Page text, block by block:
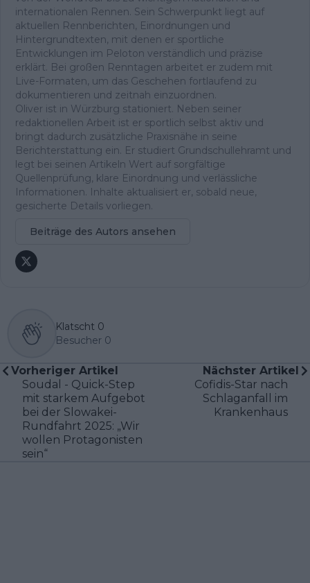
internationalen Rennen. Sein Schwerpunkt liegt auf
aktuellen Rennberichten, Einordnungen und
Hintergrundtexten, mit denen er sportliche
Entwicklungen im Peloton verständlich und präzise
erklärt. Bei großen Renntagen arbeitet er zudem mit
Live-Formaten, um das Geschehen fortlaufend zu
dokumentieren und zeitnah einzuordnen.
Oliver ist in Würzburg stationiert. Neben seiner
redaktionellen Arbeit ist er sportlich selbst aktiv und
bringt dadurch zusätzliche Praxisnähe in seine
Berichterstattung ein. Er studiert Grundschullehramt und
legt bei seinen Artikeln Wert auf sorgfältige
Quellenprüfung, klare Einordnung und verlässliche
Informationen. Inhalte aktualisiert er, sobald neue,
gesicherte Details vorliegen.
Beiträge des Autors ansehen
Klatscht 0
Besucher 0
Vorheriger Artikel
Soudal - Quick-Step
mit starkem Aufgebot
bei der Slowakei-
Rundfahrt 2025: „Wir
wollen Protagonisten
sein“
Nächster Artikel
Cofidis-Star nach
Schlaganfall im
Krankenhaus